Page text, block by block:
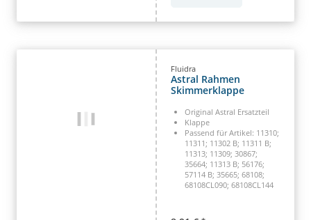
Fluidra
Astral Rahmen
Skimmerklappe
Original Astral Ersatzteil
Klappe
Passend für Artikel: 11310;
11311; 11302 B; 11311 B;
11313; 11309; 30867;
35664; 11313 B; 56176;
57114 B; 35665; 68108;
68108CL090; 68108CL144